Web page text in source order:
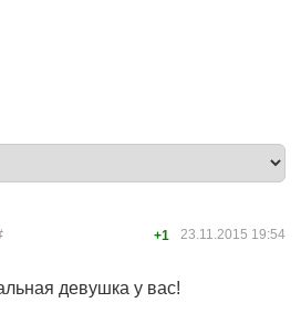
23.11.2015 19:54
+1
девушка у вас!